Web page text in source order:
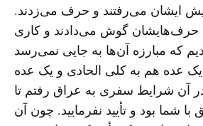
ایشان می‌رفتند و حرف می‌زدند.
حرف‌هایشان گوش می‌دادند و کاری
که مبارزه آن‌ها به جایی نمی‌رسد
عده هم به کلی الحادی و یک عده
آن شرایط سفری به عراق رفتم تا
شما بود و تأیید نفرمایید. چون آن